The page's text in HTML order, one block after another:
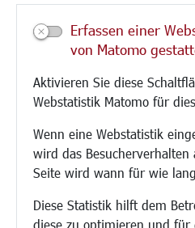
Erfassen einer
von Matomo
Aktivieren Sie diese
Webstatistik Matomo für
Wenn eine Webstatistik
wird das Besucherverhalten
Seite wird wann für wie
Diese Statistik hilft dem
diese zu optimieren und für
Kultur/Freizeit/Tourismus
Neue Stadthalle Langen
Stadtporträt
Musikschule
Volkshochschule
Stadtbücherei